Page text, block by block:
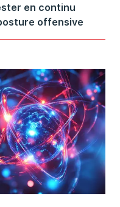
en continu
offensive